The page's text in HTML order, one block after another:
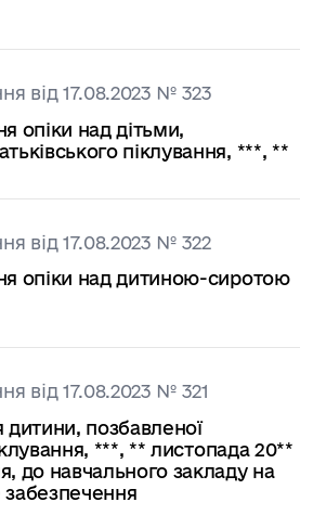
від 17.08.2023 № 323
опіки над дітьми,
піклування, ***, **
від 17.08.2023 № 322
опіки над дитиною-сиротою
від 17.08.2023 № 321
дитини, позбавленої
***, ** листопада 20**
до навчального закладу на